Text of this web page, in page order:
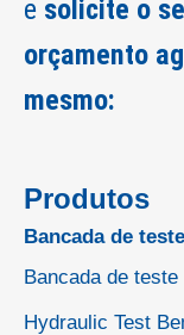
e solicite o
orçamento
mesmo:
Produtos
Bancada de
Bancada de
Hydraulic Test